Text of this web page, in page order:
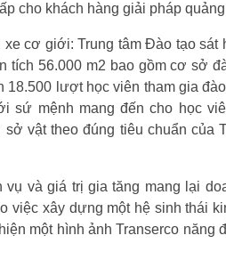
cho khách hàng giải pháp
cơ giới: Trung tâm Đào tạo sát
tích 56.000 m2 bao gồm cơ sở
18.500 lượt học viên tham gia
sứ mệnh mang đến cho học
sở vật theo đúng tiêu chuẩn
và giá trị gia tăng mang lại
việc xây dựng một hệ sinh thái
một hình ảnh Transerco